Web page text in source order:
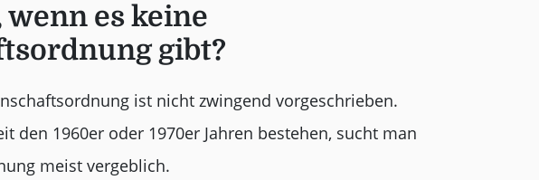
wenn es keine
gibt?
ist nicht zwingend vorgeschrieben.
den 1960er oder 1970er Jahren bestehen, sucht man
meist vergeblich.